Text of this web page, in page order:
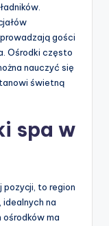
gości
Ośrodki często
nauczyć się
świetną
spa w
pozycji, to region
na
ośrodków ma